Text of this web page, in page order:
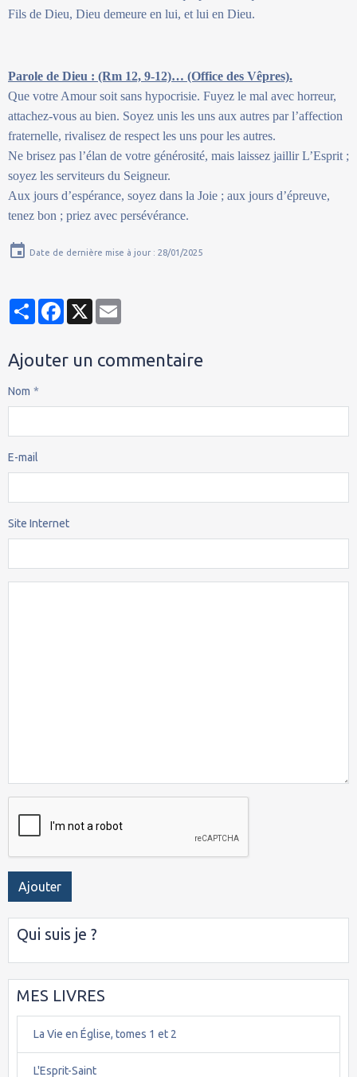
Fils de Dieu, Dieu demeure en lui, et lui en Dieu.
Parole de Dieu : (Rm 12, 9-12)… (Office des Vêpres).
Que votre Amour soit sans hypocrisie. Fuyez le mal avec horreur,
attachez-vous au bien. Soyez unis les uns aux autres par l’affection
fraternelle, rivalisez de respect les uns pour les autres.
Ne brisez pas l’élan de votre générosité, mais laissez jaillir L’Esprit ;
soyez les serviteurs du Seigneur.
Aux jours d’espérance, soyez dans la Joie ; aux jours d’épreuve,
tenez bon ; priez avec persévérance.
Date de dernière mise à jour : 28/01/2025
PartagerFacebook
X
Ajouter un commentaire
Nom
E-mail
Site Internet
Ajouter
Qui suis je ?
MES LIVRES
La Vie en Église, tomes 1 et 2
L'Esprit-Saint